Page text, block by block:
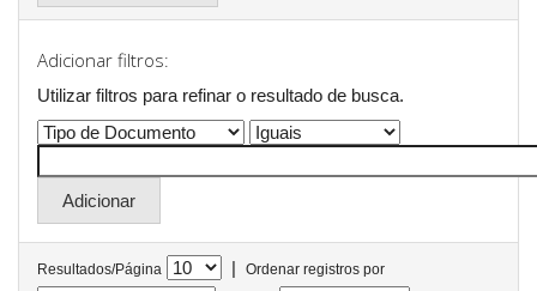
Adicionar filtros:
Utilizar filtros para refinar o resultado de busca.
Resultados/Página |
Ordenar registros por